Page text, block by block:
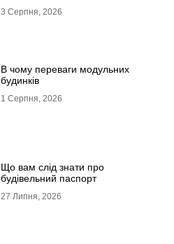
3 Серпня, 2026
В чому переваги модульних
будинків
1 Серпня, 2026
Що вам слід знати про
будівельний паспорт
27 Липня, 2026